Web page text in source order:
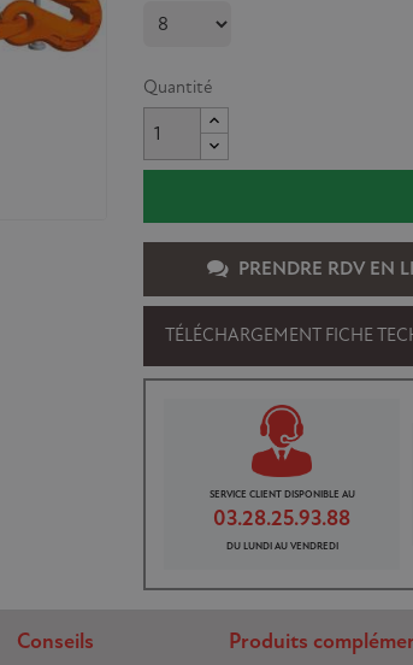
Quantité
PRENDRE RDV EN
TÉLÉCHARGEMENT FICHE
SERVICE CLIENT DISPONIBLE AU
03.28.25.93.88
DU LUNDI AU VENDREDI
Conseils Produits